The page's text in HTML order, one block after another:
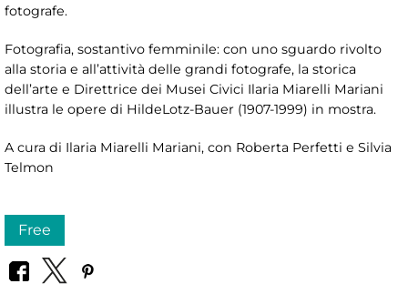
fotografe.
Fotografia, sostantivo femminile: con uno sguardo rivolto
alla storia e all’attività delle grandi fotografe, la storica
dell’arte e Direttrice dei Musei Civici Ilaria Miarelli Mariani
illustra le opere di HildeLotz-Bauer (1907-1999) in mostra.
A cura di Ilaria Miarelli Mariani, con Roberta Perfetti e Silvia
Telmon
Free